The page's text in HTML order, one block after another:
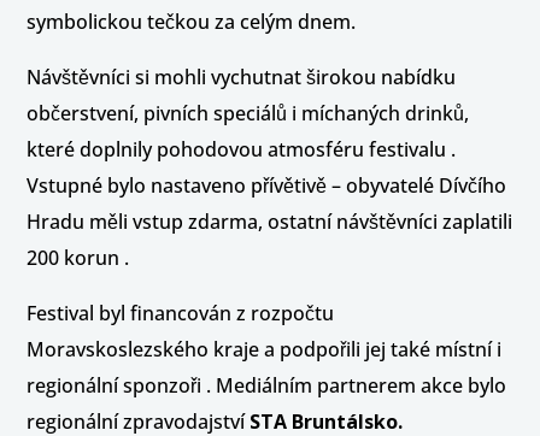
symbolickou tečkou za celým dnem.
Návštěvníci si mohli vychutnat širokou nabídku
občerstvení, pivních speciálů i míchaných drinků,
které doplnily pohodovou atmosféru festivalu .
Vstupné bylo nastaveno přívětivě – obyvatelé Dívčího
Hradu měli vstup zdarma, ostatní návštěvníci zaplatili
200 korun .
Festival byl financován z rozpočtu
Moravskoslezského kraje a podpořili jej také místní i
regionální sponzoři . Mediálním partnerem akce bylo
regionální zpravodajstvíSTA Bruntálsko.